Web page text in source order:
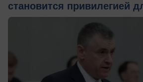
становится привилегией